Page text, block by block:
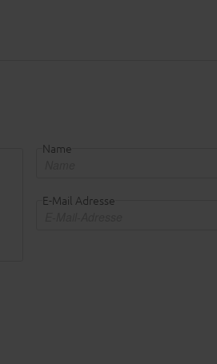
Name
E-Mail Adresse